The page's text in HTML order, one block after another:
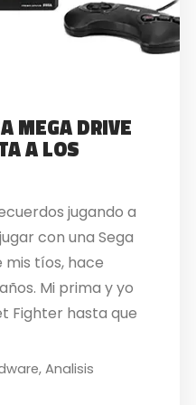
MEGA DRIVE
A LOS
jugando a
con una Sega
mis tíos, hace
Mi prima y yo
Fighter hasta que
un tirón
mítica
,Analisis